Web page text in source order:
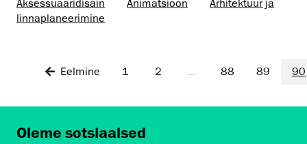
Aksessuaaridisain
Animatsioon
Arhitektuur ja
linnaplaneerimine
Eelmine 1 2 ... 88 89 90
Oleme sotsiaalsed